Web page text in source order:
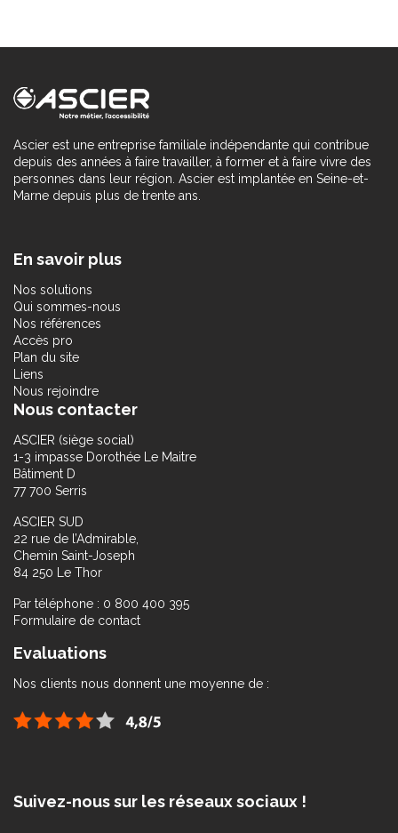
Ascier est une entreprise familiale indépendante qui contribue
depuis des années à faire travailler, à former et à faire vivre des
personnes dans leur région. Ascier est implantée en Seine-et-
Marne depuis plus de trente ans.
En savoir plus
Nos solutions
Qui sommes-nous
Nos références
Accès pro
Plan du site
Liens
Nous rejoindre
Nous contacter
ASCIER (siège social)
1-3 impasse Dorothée Le Maitre
Bâtiment D
77 700 Serris
ASCIER SUD
22 rue de l’Admirable,
Chemin Saint-Joseph
84 250 Le Thor
Par téléphone : 0 800 400 395
Formulaire de contact
Evaluations
Nos clients nous donnent une moyenne de :
Suivez-nous sur les réseaux sociaux !